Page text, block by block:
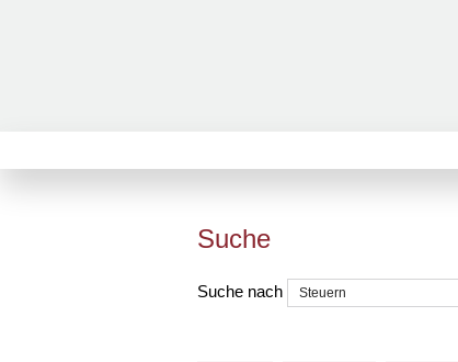
Suche
Suche nach